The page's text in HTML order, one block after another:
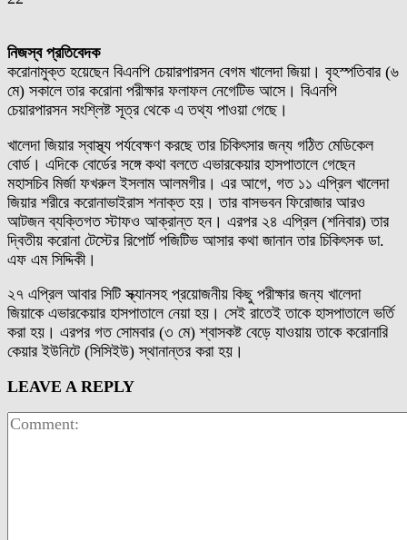
নিজস্ব প্রতিবেদক
করোনামুক্ত হয়েছেন বিএনপি চেয়ারপারসন বেগম খালেদা জিয়া। বৃহস্পতিবার (৬
মে) সকালে তার করোনা পরীক্ষার ফলাফল নেগেটিভ আসে। বিএনপি
চেয়ারপারসন সংশ্লিষ্ট সূত্র থেকে এ তথ্য পাওয়া গেছে।
খালেদা জিয়ার স্বাস্থ্য পর্যবেক্ষণ করছে তার চিকিৎসার জন্য গঠিত মেডিকেল
বোর্ড। এদিকে বোর্ডের সঙ্গে কথা বলতে এভারকেয়ার হাসপাতালে গেছেন
মহাসচিব মির্জা ফখরুল ইসলাম আলমগীর। এর আগে, গত ১১ এপ্রিল খালেদা
জিয়ার শরীরে করোনাভাইরাস শনাক্ত হয়। তার বাসভবন ফিরোজার আরও
আটজন ব্যক্তিগত স্টাফও আক্রান্ত হন। এরপর ২৪ এপ্রিল (শনিবার) তার
দ্বিতীয় করোনা টেস্টের রিপোর্ট পজিটিভ আসার কথা জানান তার চিকিৎসক ডা.
এফ এম সিদ্দিকী।
২৭ এপ্রিল আবার সিটি স্ক্যানসহ প্রয়োজনীয় কিছু পরীক্ষার জন্য খালেদা
জিয়াকে এভারকেয়ার হাসপাতালে নেয়া হয়। সেই রাতেই তাকে হাসপাতালে ভর্তি
করা হয়। এরপর গত সোমবার (৩ মে) শ্বাসকষ্ট বেড়ে যাওয়ায় তাকে করোনারি
কেয়ার ইউনিটে (সিসিইউ) স্থানান্তর করা হয়।
LEAVE A REPLY